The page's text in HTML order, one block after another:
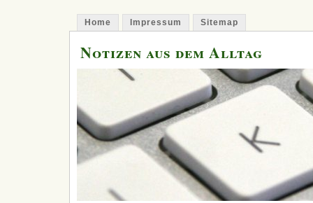
Home Impressum Sitemap
Notizen aus dem Alltag